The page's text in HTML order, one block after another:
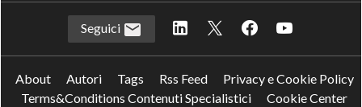
Seguici
About Autori Tags Rss Feed
Privacy e Cookie Policy
Terms&Conditions Contenuti Specialistici
Cookie Center